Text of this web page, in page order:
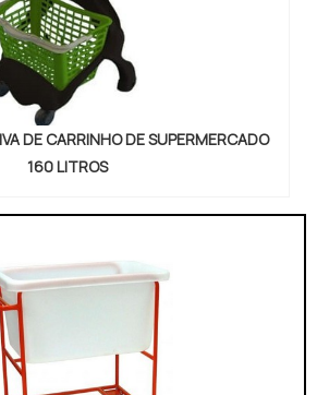
DE CARRINHO DE SUPERMERCADO
160 LITROS